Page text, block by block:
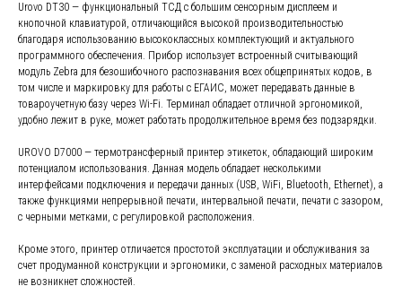
Urovo DT30 — функциональный ТСД с большим сенсорным дисплеем и
кнопочной клавиатурой, отличающийся высокой производительностью
благодаря использованию высококлассных комплектующий и актуального
программного обеспечения. Прибор использует встроенный считывающий
модуль Zebra для безошибочного распознавания всех общепринятых кодов, в
том числе и маркировку для работы с ЕГАИС, может передавать данные в
товароучетную базу через Wi-Fi. Терминал обладает отличной эргономикой,
удобно лежит в руке, может работать продолжительное время без подзарядки.
UROVO D7000 — термотрансферный принтер этикеток, обладающий широким
потенциалом использования. Данная модель обладает несколькими
интерфейсами подключения и передачи данных (USB, WiFi, Bluetooth, Ethernet), а
также функциями непрерывной печати, интервальной печати, печати с зазором,
с черными метками, с регулировкой расположения.
Кроме этого, принтер отличается простотой эксплуатации и обслуживания за
счет продуманной конструкции и эргономики, с заменой расходных материалов
не возникнет сложностей.